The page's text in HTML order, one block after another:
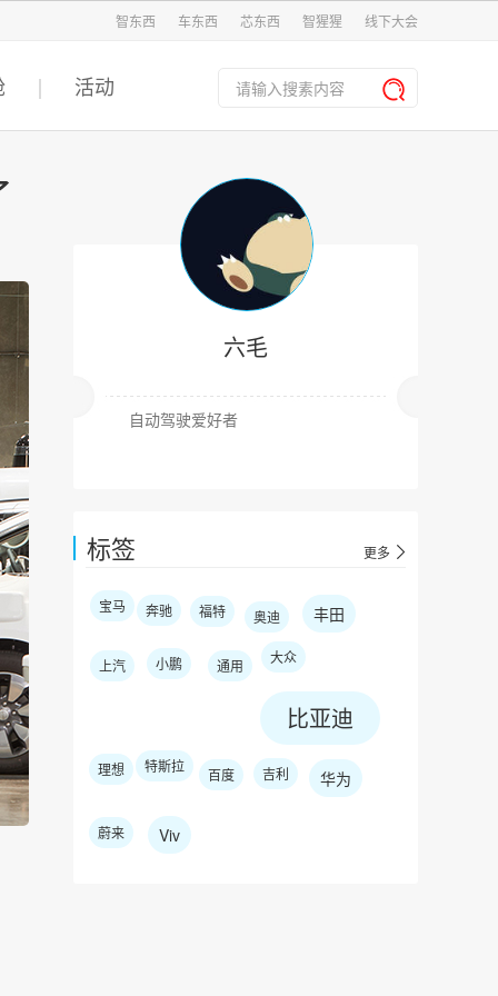
智东西 车东西 芯东西 智猩猩 线下大会
活动
六毛
自动驾驶爱好者
标签 更多
宝马 奔驰 福特 奥迪 丰田
上汽 小鹏 通用 大众
比亚迪
理想 特斯拉 百度 吉利 华为
蔚来 Viv